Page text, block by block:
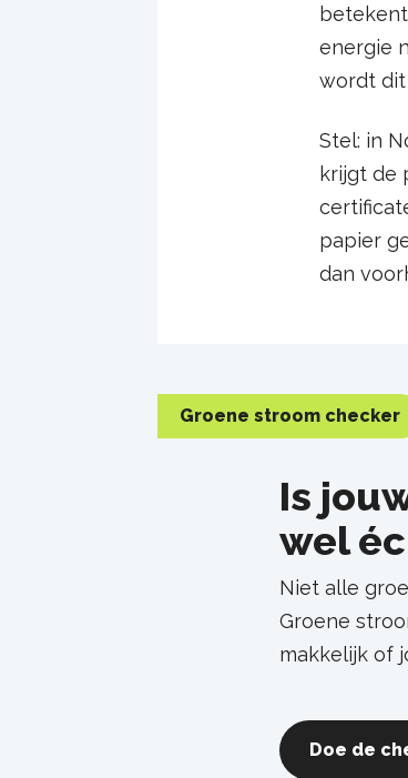
energie
wordt
Stel: in
krijgt de
papier
dan
Groene stroom checker
Is
wel
Niet alle
Groene
makkelijk of
Doe de